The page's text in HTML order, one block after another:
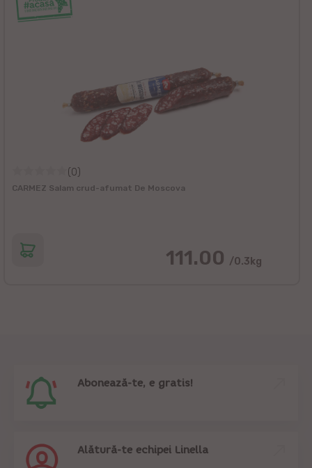
(0)
CARMEZ Salam crud-afumat De Moscova
111.00 /0.3kg
Abonează-te, e gratis!
Alătură-te echipei Linella